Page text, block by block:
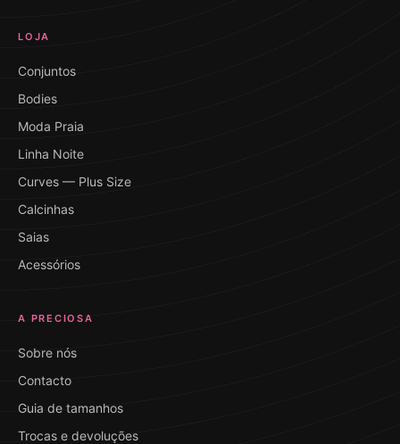
LOJA
Conjuntos
Bodies
Moda Praia
Linha Noite
Curves — Plus Size
Calcinhas
Saias
Acessórios
A PRECIOSA
Sobre nós
Contacto
Guia de tamanhos
Trocas e devoluções